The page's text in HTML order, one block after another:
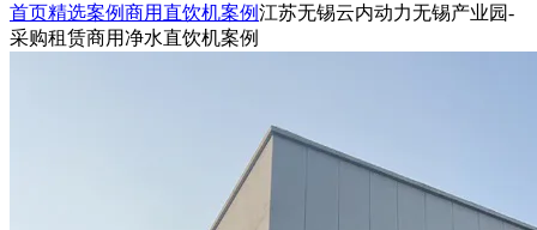
首页精选案例商用直饮机案例江苏无锡云内动力无锡产业园-
采购租赁商用净水直饮机案例